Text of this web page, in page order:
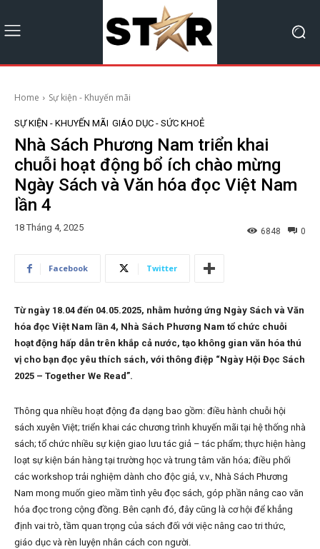
Home Sự kiện - Khuyến mãi
SỰ KIỆN - KHUYẾN MÃI GIÁO DỤC - SỨC KHOẺ
Nhà Sách Phương Nam triển khai
chuỗi hoạt động bổ ích chào mừng
Ngày Sách và Văn hóa đọc Việt Nam
lần 4
18 Tháng 4, 2025 0
6848
Facebook Twitter
Từ ngày 18.04 đến 04.05.2025, nhằm hưởng ứng Ngày Sách và Văn
hóa đọc Việt Nam lần 4, Nhà Sách Phương Nam tổ chức chuỗi
hoạt động hấp dẫn trên khắp cả nước, tạo không gian văn hóa thú
vị cho bạn đọc yêu thích sách, với thông điệp “Ngày Hội Đọc Sách
2025 – Together We Read”.
Thông qua nhiều hoạt động đa dạng bao gồm: điều hành chuỗi hội
sách xuyên Việt; triển khai các chương trình khuyến mãi tại hệ thống nhà
sách; tổ chức nhiều sự kiện giao lưu tác giả – tác phẩm; thực hiện hàng
loạt sự kiện bán hàng tại trường học và trung tâm văn hóa; điều phối
các workshop trải nghiệm dành cho độc giả, v.v., Nhà Sách Phương
Nam mong muốn gieo mầm tình yêu đọc sách, góp phần nâng cao văn
hóa đọc trong cộng đồng. Bên cạnh đó, đây cũng là cơ hội để khẳng
định vai trò, tầm quan trọng của sách đối với việc nâng cao tri thức,
giáo dục và rèn luyện nhân cách con người.